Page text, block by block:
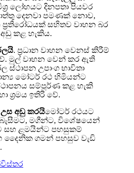
ලෝහයට දිනපතා පියවර
දෙනවා පමණක් නොව,
ප්‍රතිරෝධයක් සහිතව වාහන බර
අඩු කළ හැකිය.
. ප්‍රධාන වාහන වෙනස් කිරීම්
මුල් වාහන වෙන් කර ඇති
ස්ථාපන උපාංග භාවිතා
මෝටර් රථ හිමියන්ට
සම්පූර්ණ කළ හැකි
ශ්‍රමය ඉතිරි වේ.
උස අඩු කරයිමෝටර් රථයට
මගීන්ට, විශේෂයෙන්
සහ ළමයින්ට පහසුකම්
දෛනික ගමන් පහසුව වැඩි
විස්තර